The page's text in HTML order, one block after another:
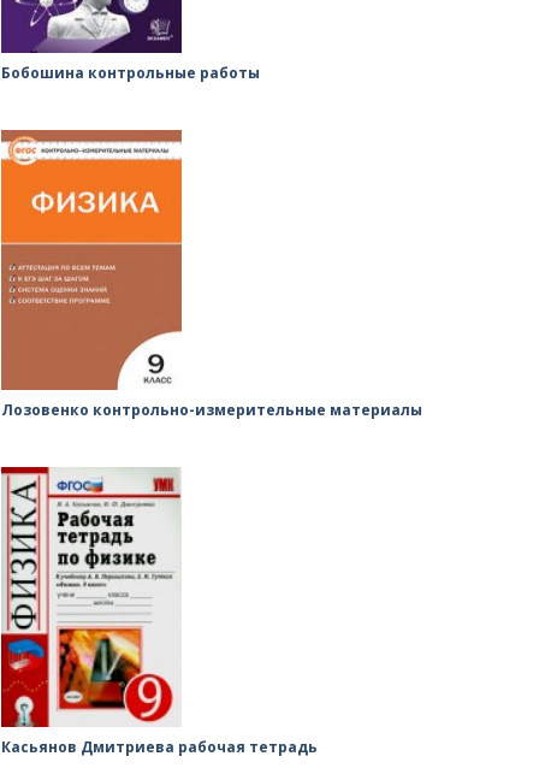
Бобошина контрольные работы
Лозовенко контрольно-измерительные материалы
Касьянов Дмитриева рабочая тетрадь